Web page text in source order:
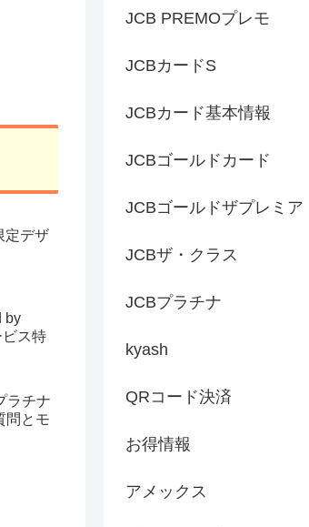
定デザ
by
ス特
ラチナ
問とモ
JCB PREMOプレモ
JCBカードS
JCBカード基本情報
JCBゴールドカード
JCBゴールドザプレミア
JCBザ・クラス
JCBプラチナ
kyash
QRコード決済
お得情報
アメックス